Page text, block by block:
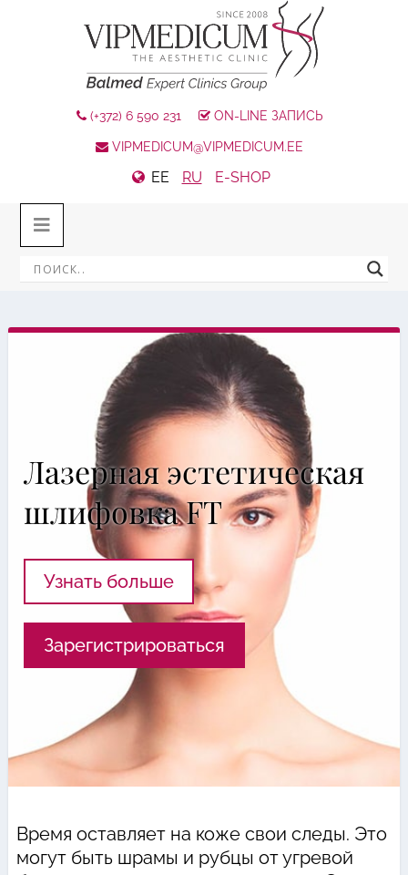
(+372) 6 590 231 ON-LINE ЗАПИСЬ
VIPMEDICUM@VIPMEDICUM.EE
EE RU E-SHOP
Лазерная эстетическая
шлифовка FT
Узнать больше
Зарегистрироваться
Время оставляет на коже свои следы. Это
могут быть шрамы и рубцы от угревой